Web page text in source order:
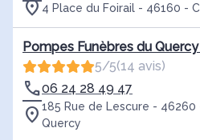
4 Place du Foirail - 46160 -
Pompes Funèbres du
5/5(14 avis)
06 24 28 49 47
185 Rue de Lescure -
Quercy